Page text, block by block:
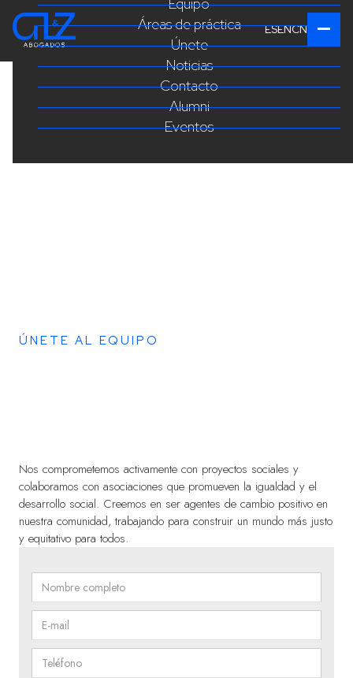
Equipo
Áreas de práctica
Únete
Noticias
Contacto
Alumni
Eventos
ESENCN
ÚNETE AL EQUIPO
En GLZ Abogados, nuestra
responsabilidad social es una extensión
natural de nuestros valores
fundamentales.
Nos comprometemos activamente con proyectos sociales y
colaboramos con asociaciones que promueven la igualdad y el
desarrollo social. Creemos en ser agentes de cambio positivo en
nuestra comunidad, trabajando para construir un mundo más justo
y equitativo para todos.